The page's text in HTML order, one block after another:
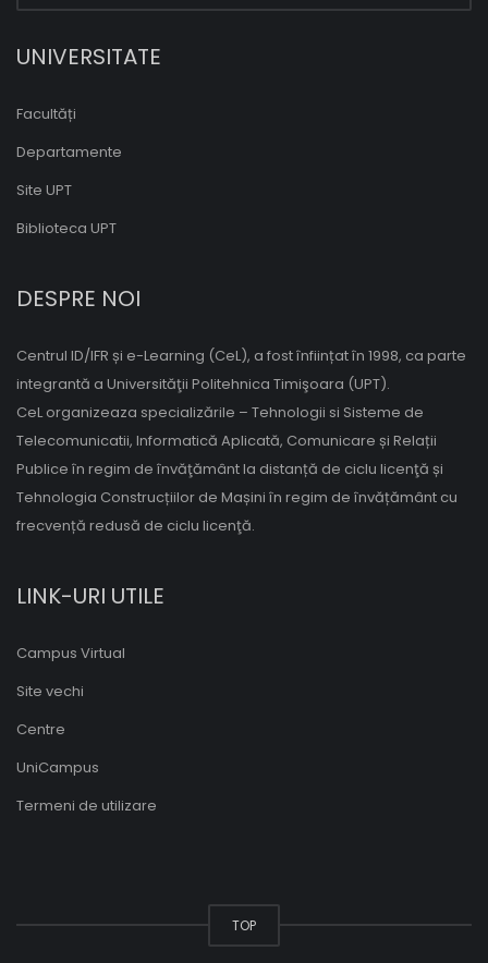
UNIVERSITATE
Facultăți
Departamente
Site UPT
Biblioteca UPT
DESPRE NOI
Centrul ID/IFR și e-Learning (CeL), a fost înființat în 1998, ca parte
integrantă a Universităţii Politehnica Timişoara (UPT).
CeL organizeaza specializările – Tehnologii si Sisteme de
Telecomunicatii, Informatică Aplicată, Comunicare și Relații
Publice în regim de învăţământ la distanță de ciclu licenţă și
Tehnologia Construcțiilor de Mașini în regim de învățământ cu
frecvență redusă de ciclu licenţă.
LINK-URI UTILE
Campus Virtual
Site vechi
Centre
UniCampus
Termeni de utilizare
TOP